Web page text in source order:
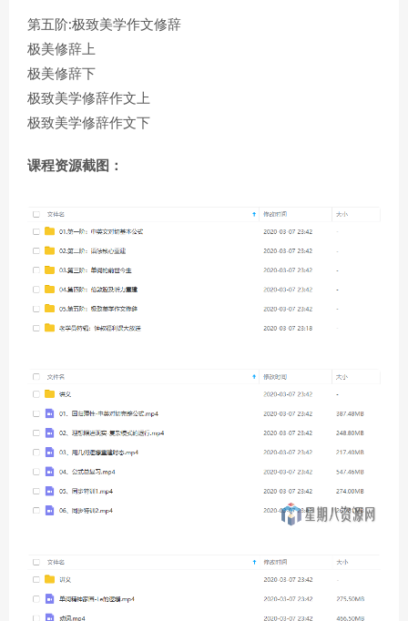
第五阶:极致美学作文修辞
极美修辞上
极美修辞下
极致美学修辞作文上
极致美学修辞作文下
课程资源截图：